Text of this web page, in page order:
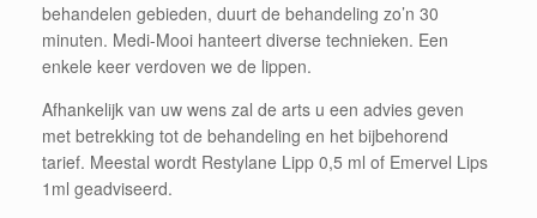
behandelen gebieden, duurt de behandeling zo’n 30
minuten. Medi-Mooi hanteert diverse technieken. Een
enkele keer verdoven we de lippen.
Afhankelijk van uw wens zal de arts u een advies geven
met betrekking tot de behandeling en het bijbehorend
tarief. Meestal wordt Restylane Lipp 0,5 ml of Emervel Lips
1ml geadviseerd.